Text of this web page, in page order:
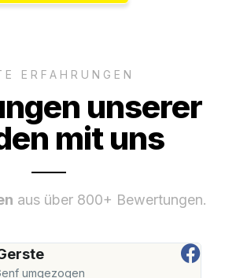
ERFAHRUNGEN
unserer
mit uns
aus über 800+ Bewertungen.
umgezogen